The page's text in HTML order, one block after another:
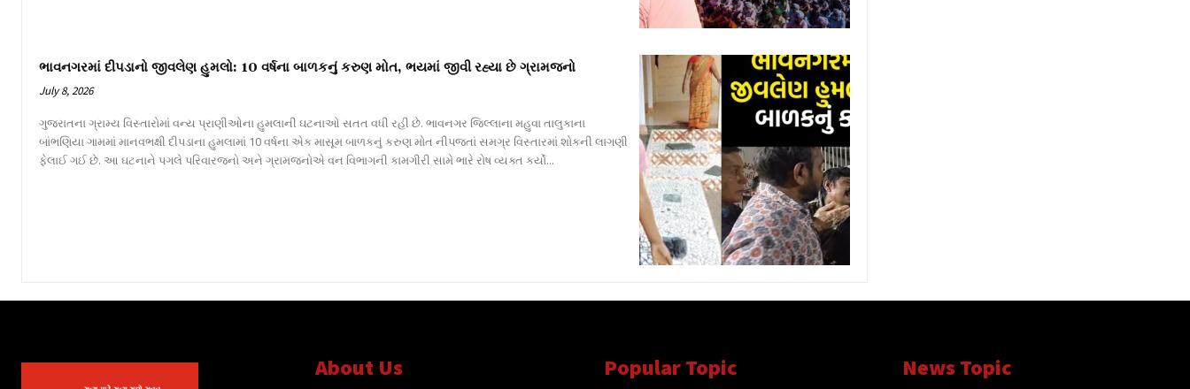
ભાવનગરમાં દીપડાનો જીવલેણ હુમલો: 10 વર્ષના બાળકનું કરુણ મોત, ભયમાં જીવી રહ્યા છે ગ્રામજનો
July 8, 2026
ગુજરાતના ગ્રામ્ય વિસ્તારોમાં વન્ય પ્રાણીઓના હુમલાની ઘટનાઓ સતત વધી રહી છે. ભાવનગર જિલ્લાના મહુવા તાલુકાના
બાંભણિયા ગામમાં માનવભક્ષી દીપડાના હુમલામાં 10 વર્ષના એક માસૂમ બાળકનું કરુણ મોત નીપજતાં સમગ્ર વિસ્તારમાં શોકની લાગણી
ફેલાઈ ગઈ છે. આ ઘટનાને પગલે પરિવારજનો અને ગ્રામજનોએ વન વિભાગની કામગીરી સામે ભારે રોષ વ્યક્ત કર્યો...
About Us Popular Topic News Topic